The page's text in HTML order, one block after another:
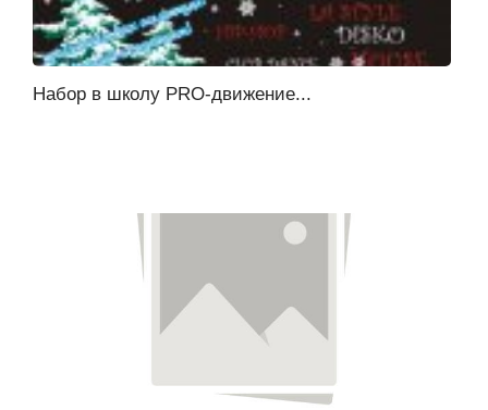
Набор в школу PRO-движение...